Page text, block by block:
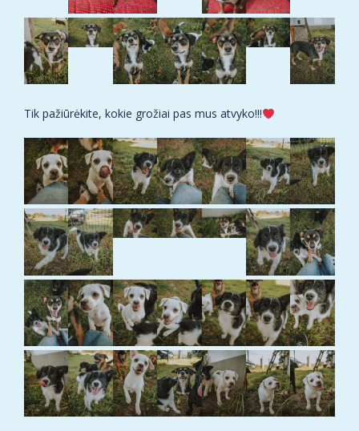
Tik pažiūrėkite, kokie grožiai pas mus atvyko!!!